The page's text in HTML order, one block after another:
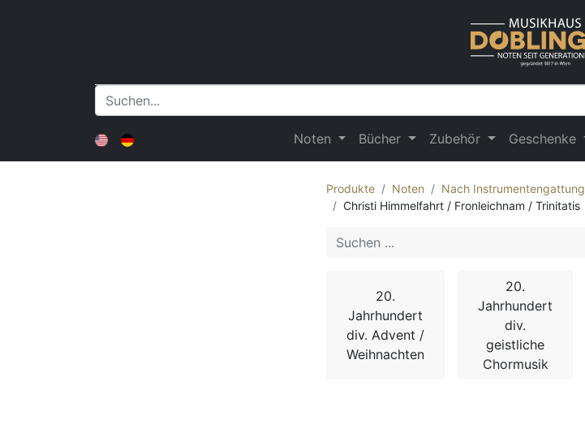
Noten Bücher Zubehör Geschenke
Produkte Noten Nach Instrumentengattung
Christi Himmelfahrt / Fronleichnam / Trinitatis
20.
Jahrhundert
div. Advent /
Weihnachten
20.
Jahrhundert
div.
geistliche
Chormusik